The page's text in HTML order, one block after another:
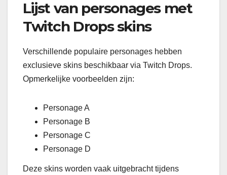
Lijst van personages met
Twitch Drops skins
Verschillende populaire personages hebben
exclusieve skins beschikbaar via Twitch Drops.
Opmerkelijke voorbeelden zijn:
Personage A
Personage B
Personage C
Personage D
Deze skins worden vaak uitgebracht tijdens